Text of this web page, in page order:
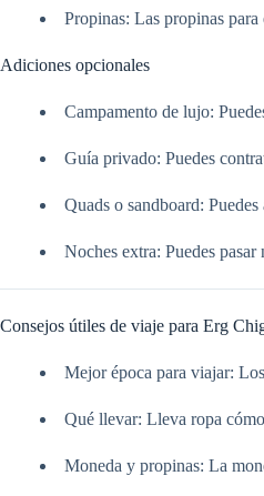
Propinas: Las propinas
Adiciones opcionales
Campamento de lujo:
Guía privado: Puedes
Quads o sandboard:
Noches extra: Puedes
Consejos útiles de viaje para Erg
Mejor época para viajar:
Qué llevar: Lleva ropa
Moneda y propinas: La